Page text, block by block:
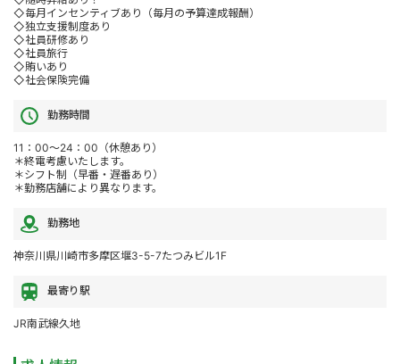
◇毎月インセンティブあり（毎月の予算達成報酬）
◇独立支援制度あり
◇社員研修あり
◇社員旅行
◇賄いあり
◇社会保険完備
勤務時間
11：00～24：00（休憩あり）
＊終電考慮いたします。
＊シフト制（早番・遅番あり）
＊勤務店舗により異なります。
勤務地
神奈川県川崎市多摩区堰3-5-7たつみビル1F
最寄り駅
JR南武線久地